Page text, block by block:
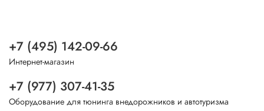
+7 (495) 142-09-66
Интернет-магазин
+7 (977) 307-41-35
Оборудование для тюнинга внедорожников и автотуризма